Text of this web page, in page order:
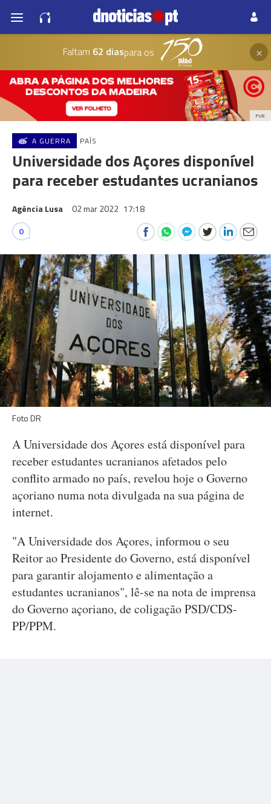
Faltam 62 diaspara os ×
PUB
A GUERRA PAÍS
Universidade dos Açores disponível
para receber estudantes ucranianos
Agência Lusa 02 mar 2022 17:18
0
Foto DR
A Universidade dos Açores está disponível para
receber estudantes ucranianos afetados pelo
conflito armado no país, revelou hoje o Governo
açoriano numa nota divulgada na sua página de
internet.
"A Universidade dos Açores, informou o seu
Reitor ao Presidente do Governo, está disponível
para garantir alojamento e alimentação a
estudantes ucranianos", lê-se na nota de imprensa
do Governo açoriano, de coligação PSD/CDS-
PP/PPM.